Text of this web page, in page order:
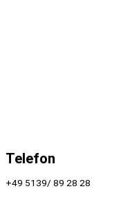
Telefon
+49 5139/ 89 28 28